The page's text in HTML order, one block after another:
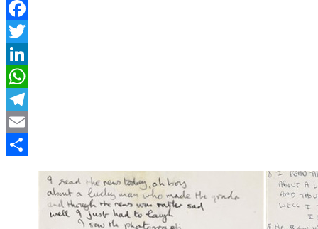
Facebook
Twitter
LinkedIn
WhatsApp
Telegram
Email